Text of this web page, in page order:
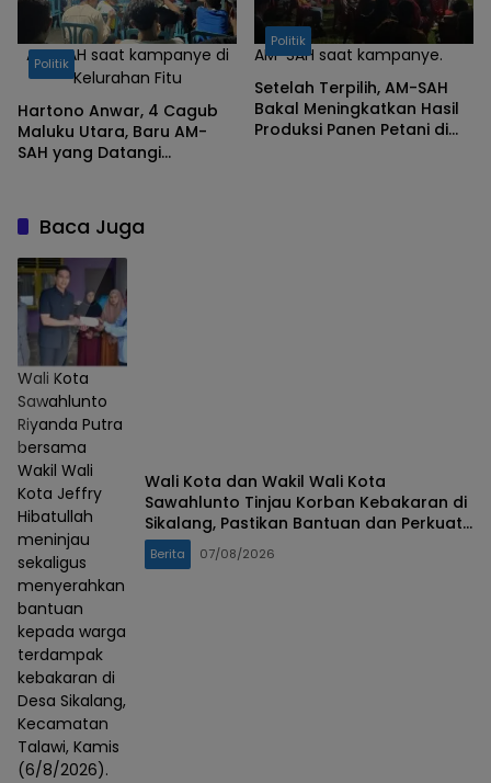
AM-SAH saat kampanye di
Kelurahan Fitu
Politik
Hartono Anwar, 4 Cagub
Maluku Utara, Baru AM-
SAH yang Datangi
AM-SAH saat kampanye.
Politik
Setelah Terpilih, AM-SAH
Bakal Meningkatkan Hasil
Produksi Panen Petani di
Baca Juga
Wali Kota
Sawahlunto
Riyanda Putra
bersama
Wakil Wali
Kota Jeffry
Hibatullah
meninjau
sekaligus
menyerahkan
bantuan
kepada warga
terdampak
kebakaran di
Desa Sikalang,
Kecamatan
Talawi, Kamis
(6/8/2026).
Wali Kota dan Wakil Wali Kota
Sawahlunto Tinjau Korban Kebakaran di
Sikalang, Pastikan Bantuan dan Perkuat
Mitigasi Bencana
Berita 07/08/2026